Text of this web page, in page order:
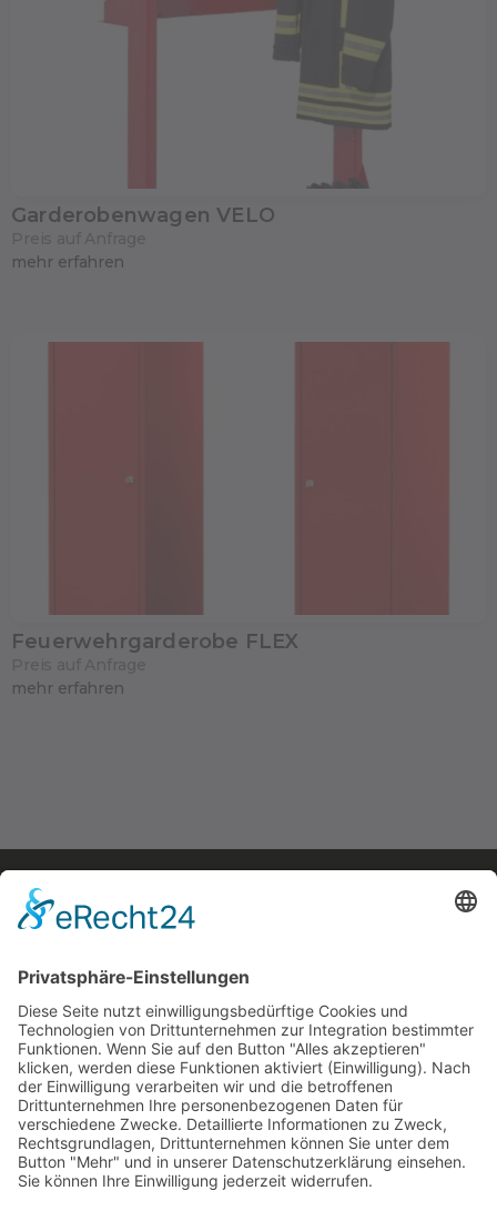
Garderobenwagen VELO
mehr erfahren
Feuerwehrgarderobe FLEX
mehr erfahren
Feuerwehrspind PRO
Preis auf Anfrage
mehr erfahren